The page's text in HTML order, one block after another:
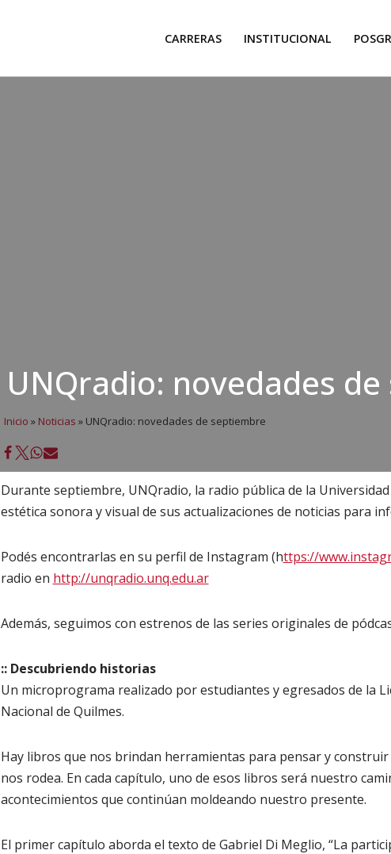
CARRERAS INSTITUCIONAL
UNQradio: novedades
Inicio » Noticias » UNQradio: novedades de septiembre
Durante septiembre, UNQradio, la radio pública de la
estética sonora y visual de sus actualizaciones de noticias para
Podés encontrarlas en su perfil de Instagram (https://
radio en http://unqradio.unq.edu.ar
Además, seguimos con estrenos de las series originales de
:: Descubriendo historias
Un microprograma realizado por estudiantes y egresados de la
Nacional de Quilmes.
Hay libros que nos brindan herramientas para pensar y
nos rodea. En cada capítulo, uno de esos libros será nuestro
acontecimientos que continúan moldeando nuestro presente.
El primer capítulo aborda el texto de Gabriel Di Meglio, “La